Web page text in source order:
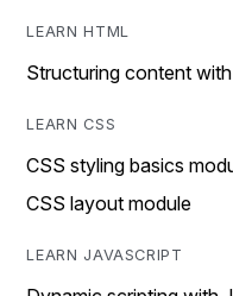
LEARN HTML
Structuring content
LEARN CSS
CSS styling basics
CSS layout module
LEARN JAVASCRIPT